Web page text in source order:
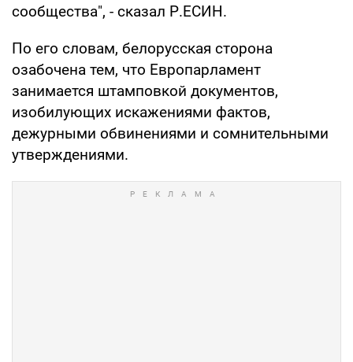
сообщества", - сказал Р.ЕСИН.
По его словам, белорусская сторона
озабочена тем, что Европарламент
занимается штамповкой документов,
изобилующих искажениями фактов,
дежурными обвинениями и сомнительными
утверждениями.